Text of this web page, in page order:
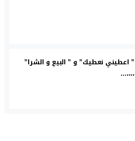
” اعطيني نعطيك” و ” البيع و الشرا”
،،،،...